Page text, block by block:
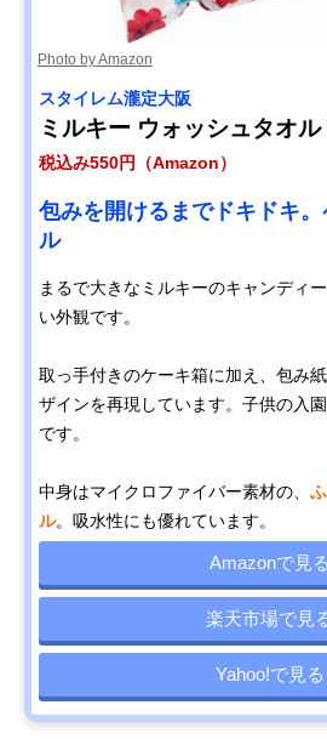
Photo by Amazon
‎スタイレム瀧定大阪
ミルキー ウォッシュタオ
税込み550円（Amazon）
包みを開けるまでドキドキ
ル
まるで大きなミルキーのキャンディ
い外観です。
取っ手付きのケーキ箱に加え、包み
ザインを再現しています。子供の入
です。
中身はマイクロファイバー素材の、
ル。吸水性にも優れています。
Amazonで見る
楽天市場で見
Yahoo!で見る